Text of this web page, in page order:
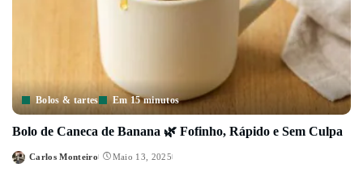
Bolos & tartes Em 15 minutos
Bolo de Caneca de Banana 🌿 Fofinho, Rápido e Sem Culpa
Posted
Carlos Monteiro Maio 13, 2025